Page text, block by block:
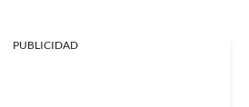
PUBLICIDAD